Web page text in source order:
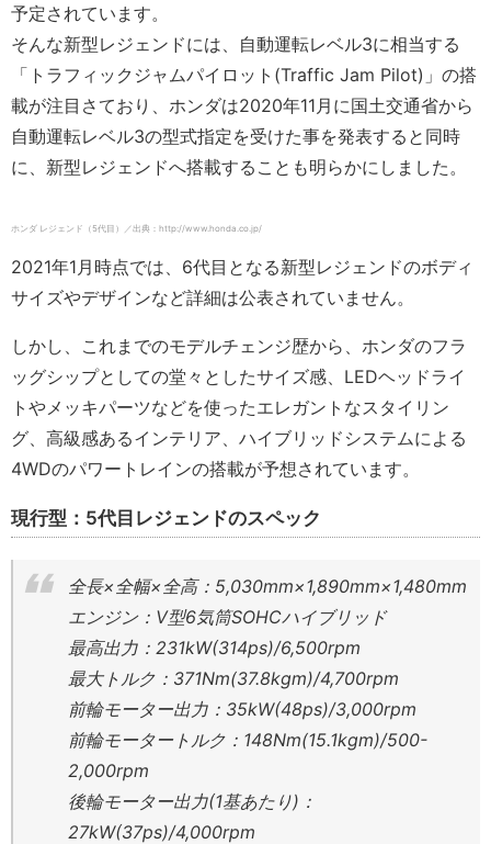
予定されています。
そんな新型レジェンドには、自動運転レベル3に相当する
「トラフィックジャムパイロット(Traffic Jam Pilot)」の搭
載が注目さており、ホンダは2020年11月に国土交通省から
自動運転レベル3の型式指定を受けた事を発表すると同時
に、新型レジェンドへ搭載することも明らかにしました。
ホンダ レジェンド（5代目）／出典：http://www.honda.co.jp/
2021年1月時点では、6代目となる新型レジェンドのボディ
サイズやデザインなど詳細は公表されていません。
しかし、これまでのモデルチェンジ歴から、ホンダのフラ
ッグシップとしての堂々としたサイズ感、LEDヘッドライ
トやメッキパーツなどを使ったエレガントなスタイリン
グ、高級感あるインテリア、ハイブリッドシステムによる
4WDのパワートレインの搭載が予想されています。
現行型：5代目レジェンドのスペック
全長×全幅×全高：5,030mm×1,890mm×1,480mm
エンジン：V型6気筒SOHCハイブリッド
最高出力：231kW(314ps)/6,500rpm
最大トルク：371Nm(37.8kgm)/4,700rpm
前輪モーター出力：35kW(48ps)/3,000rpm
前輪モータートルク：148Nm(15.1kgm)/500-
2,000rpm
後輪モーター出力(1基あたり)：
27kW(37ps)/4,000rpm